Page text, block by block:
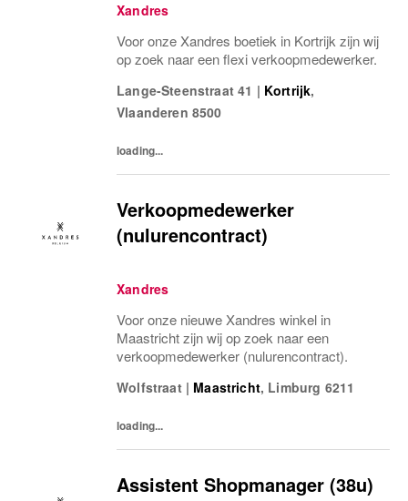
Xandres
Voor onze Xandres boetiek in Kortrijk zijn wij
op zoek naar een flexi verkoopmedewerker.
Lange-Steenstraat 41 | Kortrijk,
Vlaanderen 8500
loading...
Verkoopmedewerker
(nulurencontract)
Xandres
Voor onze nieuwe Xandres winkel in
Maastricht zijn wij op zoek naar een
verkoopmedewerker (nulurencontract).
Wolfstraat | Maastricht, Limburg 6211
loading...
Assistent Shopmanager (38u)